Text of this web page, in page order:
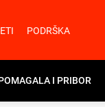
PODRŠKA
I PRIBOR